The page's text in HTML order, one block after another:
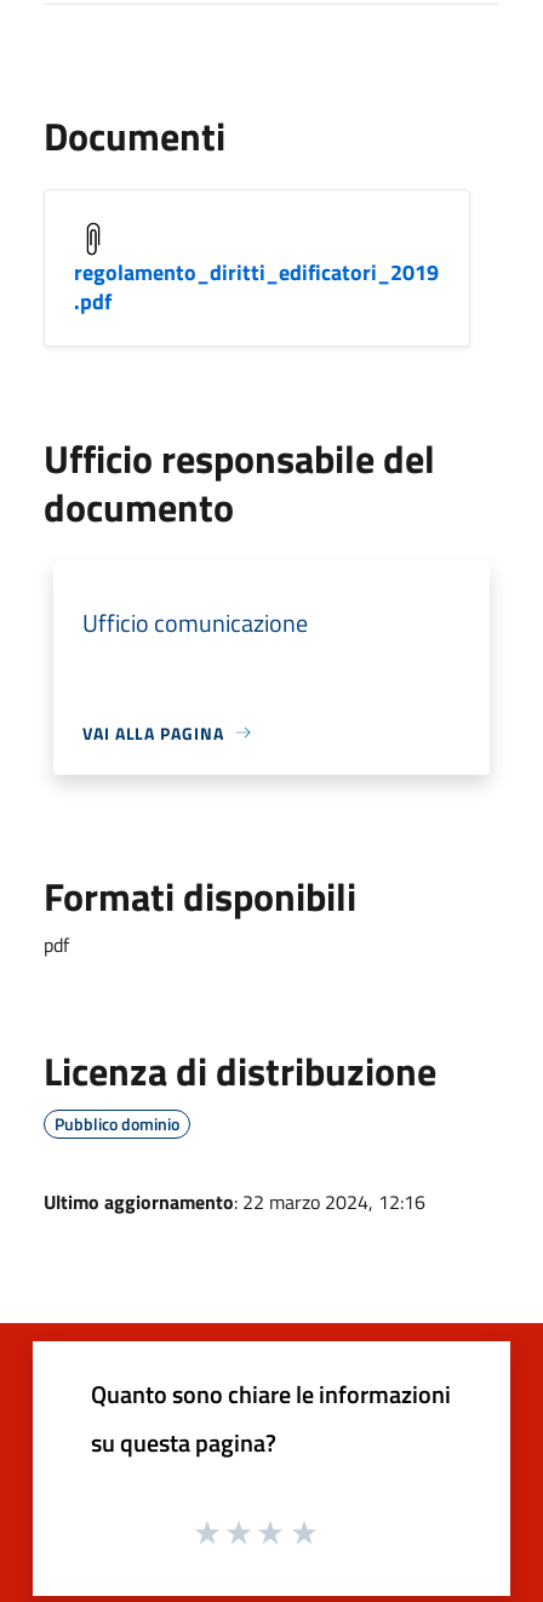
Documenti
regolamento_diritti_edificatori_2019
.pdf
Ufficio responsabile del
documento
Ufficio comunicazione
VAI ALLA PAGINA
Formati disponibili
pdf
Licenza di distribuzione
Pubblico dominio
Ultimo aggiornamento: 22 marzo 2024, 12:16
Quanto sono chiare le informazioni
su questa pagina?